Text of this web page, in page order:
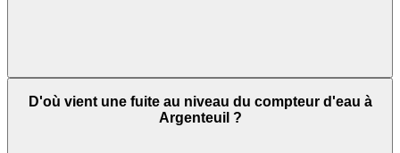
D'où vient une fuite au niveau du compteur d'eau à
Argenteuil ?